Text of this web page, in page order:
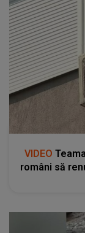
VIDEO
români să